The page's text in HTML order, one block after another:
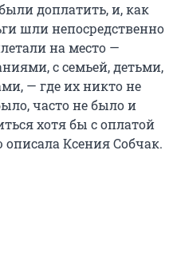
доплатить, и, как
шли непосредственно
на место —
с семьей, детьми,
— где их никто не
часто не было и
хотя бы с оплатой
описала Ксения Собчак.